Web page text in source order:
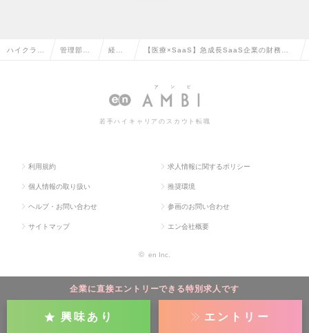
企業に直接エントリーできる特別求人です
興味あり エントリー
ハイクラス 管理部門 経理
職
【医療×SaaS】急成長SaaS企業の財務経
若手ハイキャリアのスカウト転職
利用規約 求人情報に関するポリシー
個人情報の取り扱い 推奨環境
ヘルプ・お問い合わせ 参画のお問い合わせ
サイトマップ エン会社概要
© en Inc.